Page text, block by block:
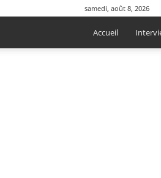
samedi, août 8, 2026
Accueil